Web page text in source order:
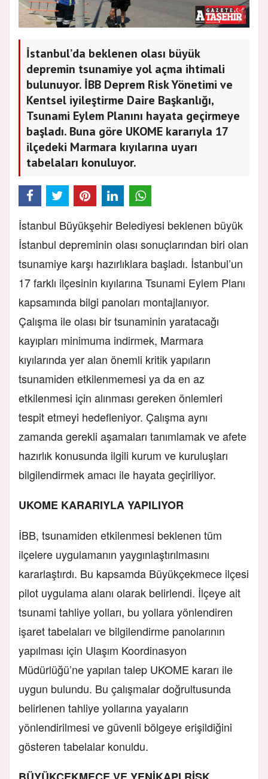
İstanbul’da beklenen olası büyük
depremin tsunamiye yol açma ihtimali
bulunuyor. İBB Deprem Risk Yönetimi ve
Kentsel iyileştirme Daire Başkanlığı,
Tsunami Eylem Planını hayata geçirmeye
başladı. Buna göre UKOME kararıyla 17
ilçedeki Marmara kıyılarına uyarı
tabelaları konuluyor.
İstanbul Büyükşehir Belediyesi beklenen büyük
İstanbul depreminin olası sonuçlarından biri olan
tsunamiye karşı hazırlıklara başladı. İstanbul’un
17 farklı ilçesinin kıyılarına Tsunami Eylem Planı
kapsamında bilgi panoları montajlanıyor.
Çalışma ile olası bir tsunaminin yaratacağı
kayıpları minimuma indirmek, Marmara
kıyılarında yer alan önemli kritik yapıların
tsunamiden etkilenmemesi ya da en az
etkilenmesi için alınması gereken önlemleri
tespit etmeyi hedefleniyor. Çalışma aynı
zamanda gerekli aşamaları tanımlamak ve afete
hazırlık konusunda ilgili kurum ve kuruluşları
bilgilendirmek amacı ile hayata geçiriliyor.
UKOME KARARIYLA YAPILIYOR
İBB, tsunamiden etkilenmesi beklenen tüm
ilçelere uygulamanın yaygınlaştırılmasını
kararlaştırdı. Bu kapsamda Büyükçekmece ilçesi
pilot uygulama alanı olarak belirlendi. İlçeye ait
tsunami tahliye yolları, bu yollara yönlendiren
işaret tabelaları ve bilgilendirme panolarının
yapılması için Ulaşım Koordinasyon
Müdürlüğü’ne yapılan talep UKOME kararı ile
uygun bulundu. Bu çalışmalar doğrultusunda
belirlenen tahliye yollarına yayaların
yönlendirilmesi ve güvenli bölgeye erişildiğini
gösteren tabelalar konuldu.